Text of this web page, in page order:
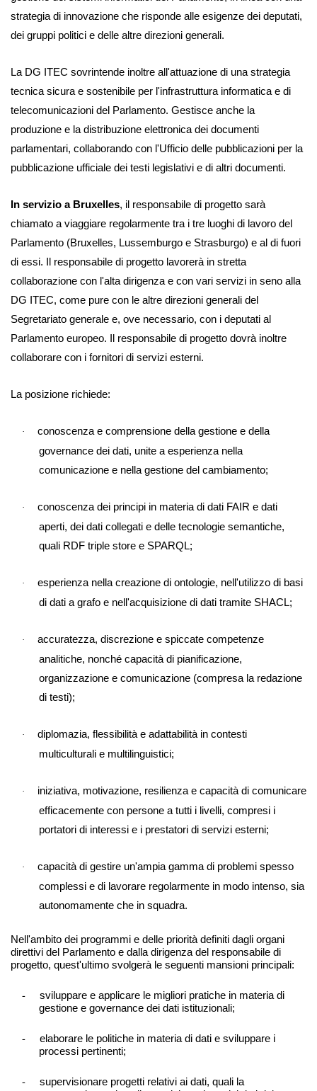
strategia di innovazione che risponde alle esigenze dei deputati,
dei gruppi politici e delle altre direzioni generali.
La DG ITEC sovrintende inoltre all'attuazione di una strategia
tecnica sicura e sostenibile per l'infrastruttura informatica e di
telecomunicazioni del Parlamento. Gestisce anche la
produzione e la distribuzione elettronica dei documenti
parlamentari, collaborando con l'Ufficio delle pubblicazioni per la
pubblicazione ufficiale dei testi legislativi e di altri documenti.
In servizio a Bruxelles, il responsabile di progetto sarà
chiamato a viaggiare regolarmente tra i tre luoghi di lavoro del
Parlamento (Bruxelles, Lussemburgo e Strasburgo) e al di fuori
di essi. Il responsabile di progetto lavorerà in stretta
collaborazione con l'alta dirigenza e con vari servizi in seno alla
DG ITEC, come pure con le altre direzioni generali del
Segretariato generale e, ove necessario, con i deputati al
Parlamento europeo. Il responsabile di progetto dovrà inoltre
collaborare con i fornitori di servizi esterni.
La posizione richiede:
·
conoscenza e comprensione della gestione e della
governance dei dati, unite a esperienza nella
comunicazione e nella gestione del cambiamento;
·
conoscenza dei principi in materia di dati FAIR e dati
aperti, dei dati collegati e delle tecnologie semantiche,
quali RDF triple store e SPARQL;
·
esperienza nella creazione di ontologie, nell'utilizzo di basi
di dati a grafo e nell'acquisizione di dati tramite SHACL;
·
accuratezza, discrezione e spiccate competenze
analitiche, nonché capacità di pianificazione,
organizzazione e comunicazione (compresa la redazione
di testi);
·
diplomazia, flessibilità e adattabilità in contesti
multiculturali e multilinguistici;
·
iniziativa, motivazione, resilienza e capacità di comunicare
efficacemente con persone a tutti i livelli, compresi i
portatori di interessi e i prestatori di servizi esterni;
·
capacità di gestire un'ampia gamma di problemi spesso
complessi e di lavorare regolarmente in modo intenso, sia
autonomamente che in squadra.
Nell'ambito dei programmi e delle priorità definiti dagli organi
direttivi del Parlamento e dalla dirigenza del responsabile di
progetto, quest'ultimo svolgerà le seguenti mansioni principali:
-
sviluppare e applicare le migliori pratiche in materia di
gestione e governance dei dati istituzionali;
-
elaborare le politiche in materia di dati e sviluppare i
processi pertinenti;
-
supervisionare progetti relativi ai dati, quali la